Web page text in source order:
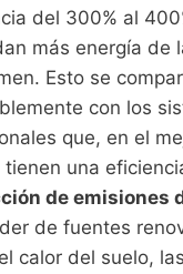
del 300% al
más energía de
Esto se
con los
que, en el
tienen una
de emisiones
de fuentes
calor del suelo,